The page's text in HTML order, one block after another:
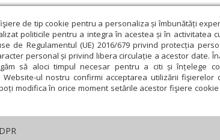
de tip cookie pentru a personaliza și îmbunătăți
politicile pentru a integra în acestea și în activitatea
de Regulamentul (UE) 2016/679 privind protecția
personal și privind libera circulație a acestor date.
să aloci timpul necesar pentru a citi și înțelege
ul nostru confirmi acceptarea utilizării fişierelor
modifica în orice moment setările acestor fişiere
și spiritualitate Educaţie și Cultură
Editorial Repere și idei Pilda zilei
înfometată